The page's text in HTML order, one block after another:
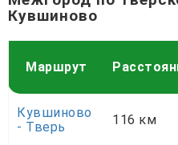
Кувшиново
Маршрут
Кувшиново
- Тверь
116 км